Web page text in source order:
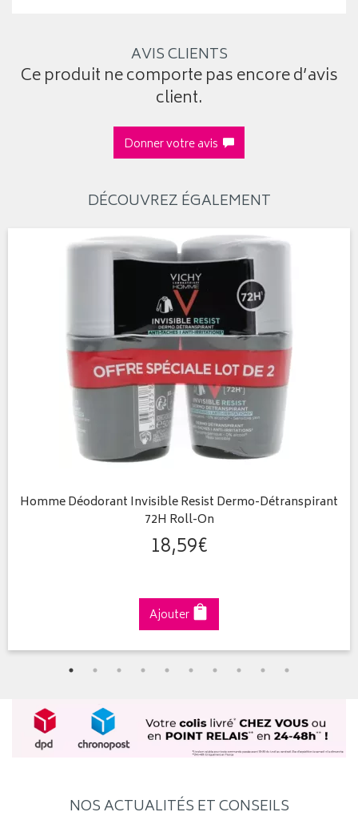
AVIS CLIENTS
Ce produit ne comporte pas encore d’avis
client.
Donner votre avis
DÉCOUVREZ ÉGALEMENT
Homme Déodorant Invisible Resist Dermo-Détranspirant
72H Roll-On
18,59€
Ajouter
NOS ACTUALITÉS ET CONSEILS